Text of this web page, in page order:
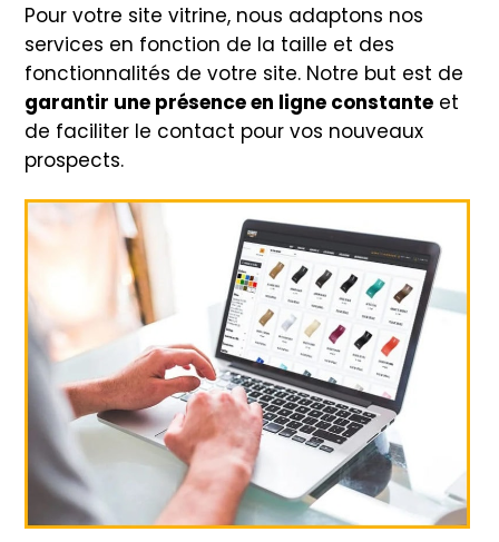
Pour votre site vitrine, nous adaptons nos
services en fonction de la taille et des
fonctionnalités de votre site. Notre but est de
garantir une présence en ligne constante et
de faciliter le contact pour vos nouveaux
prospects.